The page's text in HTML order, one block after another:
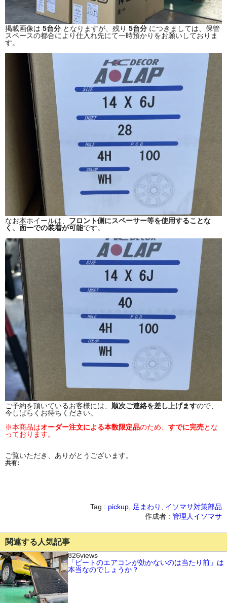
掲載画像は 5台分 となりますが、残り 5台分 につきましては、保管
スペースの都合により仕入れ先にて一時預かりをお願いしておりま
す。
なお本ホイールは、 フロント側にスペーサー等を使用することな
く、面一での装着が可能です。
ご予約を頂いているお客様には、 順次ご連絡を差し上げますので、
今しばらくお待ちください。
※本商品はオーダー注文による本数限定品のため、 すでに完売とな
っております。
ご覧いただき、ありがとうございます。
共有:
Tag : pickup 足まわり
イソマサ対策部品
作成者 : 管理人イソマサ
関連する人気記事
826views
「ビートのエアコンが効かないのは当たり前」は
本当なのでしょうか？